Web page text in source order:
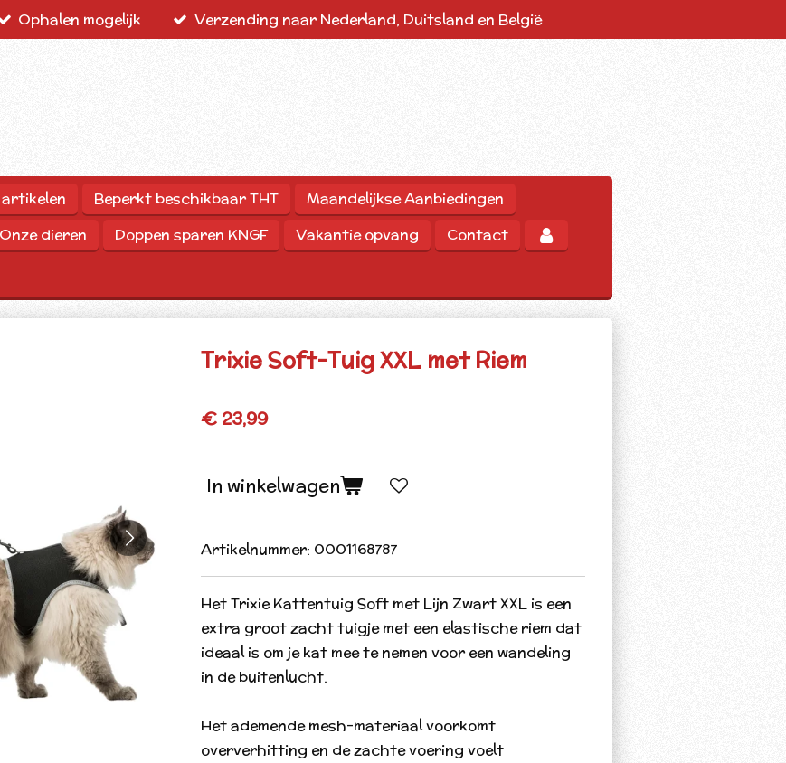
Ophalen mogelijk Verzending naar Nederland, Duitsland en België
Beperkt beschikbaar THT
Maandelijkse Aanbiedingen
Onze dieren Doppen sparen KNGF Vakantie opvang Contact
Trixie Soft-Tuig XXL met Riem
€ 23,99
In winkelwagen
Artikelnummer: 0001168787
Het Trixie Kattentuig Soft met Lijn Zwart XXL is een
extra groot zacht tuigje met een elastische riem dat
ideaal is om je kat mee te nemen voor een wandeling
in de buitenlucht.
Het ademende mesh-materiaal voorkomt
oververhitting en de zachte voering voelt